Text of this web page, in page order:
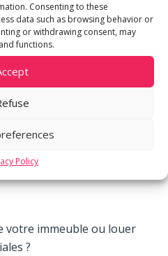
Consenting to these
data such as browsing behavior or
or withdrawing consent, may
functions.
Policy
la confiance accordée
plus importants
la signature de ce
Pieren, courtière en
en charge de ce dossier.
immobilières
516 millions et a mis en
votre immeuble ou louer
?